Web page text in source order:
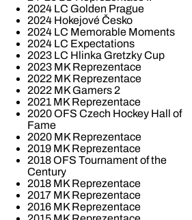
2024 LC Golden Prague
2024 Hokejové Česko
2024 LC Memorable Moments
2024 LC Expectations
2023 LC Hlinka Gretzky Cup
2023 MK Reprezentace
2022 MK Reprezentace
2022 MK Gamers 2
2021 MK Reprezentace
2020 OFS Czech Hockey Hall of
Fame
2020 MK Reprezentace
2019 MK Reprezentace
2018 OFS Tournament of the
Century
2018 MK Reprezentace
2017 MK Reprezentace
2016 MK Reprezentace